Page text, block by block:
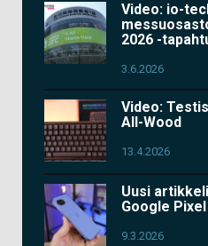
Video: io-
2026 -
3.6.2026
Video:
All-Wood
13.4.2026
Uusi
Google
9.3.2026